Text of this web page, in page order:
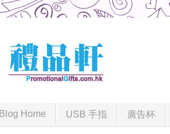
Blog Home USB 手指 廣告杯